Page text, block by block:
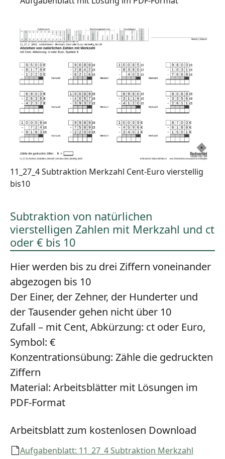
11_27_4 Subtraktion Merkzahl Cent-Euro vierstellig
bis10
Subtraktion von natürlichen
vierstelligen Zahlen mit Merkzahl und ct
oder € bis 10
Hier werden bis zu drei Ziffern voneinander
abgezogen bis 10
Der Einer, der Zehner, der Hunderter und
der Tausender gehen nicht über 10
Zufall – mit Cent, Abkürzung: ct oder Euro,
Symbol: €
Konzentrationsübung: Zähle die gedruckten
Ziffern
Material: Arbeitsblätter mit Lösungen im
PDF-Format
Arbeitsblatt zum kostenlosen Download
Aufgabenblatt: 11_27_4 Subtraktion Merkzahl